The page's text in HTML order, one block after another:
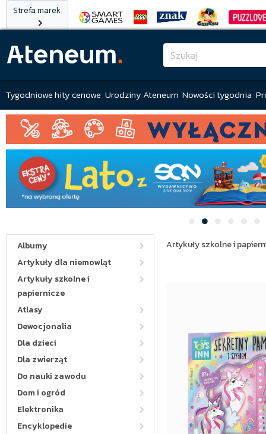
Strefa marek
Tygodniowe hity cenowe Urodziny Ateneum Nowości tygodnia
Albumy
Artykuły dla niemowląt
Artykuły szkolne i
papiernicze
Atlasy
Dewocjonalia
Dla dzieci
Dla zwierząt
Do nauki zawodu
Dom i ogród
Elektronika
Encyklopedie
Artykuły szkolne i